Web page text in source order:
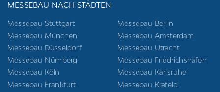
MESSEBAU NACH STÄDTEN
Messebau Stuttgart
Messebau München
Messebau Düsseldorf
Messebau Nürnberg
Messebau Köln
Messebau Frankfurt
Messebau Berlin
Messebau Amsterdam
Messebau Utrecht
Messebau Friedrichshafen
Messebau Karlsruhe
Messebau Krefeld